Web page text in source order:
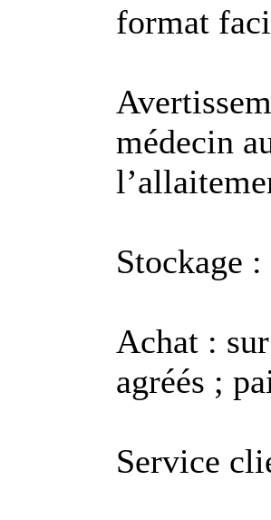
format
médecin
Stockage
Achat :
agréés ;
Service